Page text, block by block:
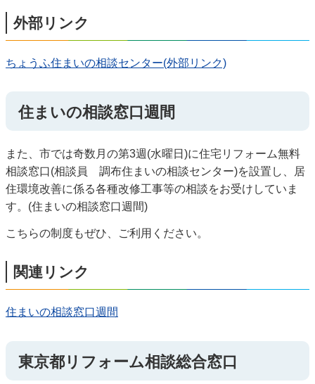
外部リンク
ちょうふ住まいの相談センター(外部リンク)
住まいの相談窓口週間
また、市では奇数月の第3週(水曜日)に住宅リフォーム無料
相談窓口(相談員 調布住まいの相談センター)を設置し、居
住環境改善に係る各種改修工事等の相談をお受けしていま
す。(住まいの相談窓口週間)
こちらの制度もぜひ、ご利用ください。
関連リンク
住まいの相談窓口週間
東京都リフォーム相談総合窓口